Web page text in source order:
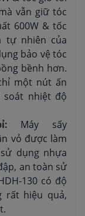
vẫn giữ tóc
600W & tốc
tự nhiên của
bảo vệ tóc
bềnh hơn.
một nút ấn
soát nhiệt độ
Máy sấy
vỏ được làm
dụng nhựa
an toàn sử
130 có độ
rất hiệu quả,